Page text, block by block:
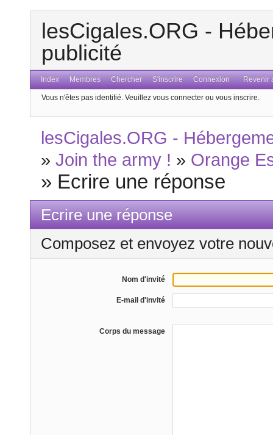
lesCigales.ORG -
publicité
Index Membres Chercher S'inscrire Connexion Revenir
Vous n'êtes pas identifié. Veuillez vous connecter ou vous inscrire.
lesCigales.ORG -
»Join the army ! » Orange
» Ecrire une réponse
Ecrire une réponse
Composez et envoyez votre
Nom d'invité
E-mail d'invité
Corps du message